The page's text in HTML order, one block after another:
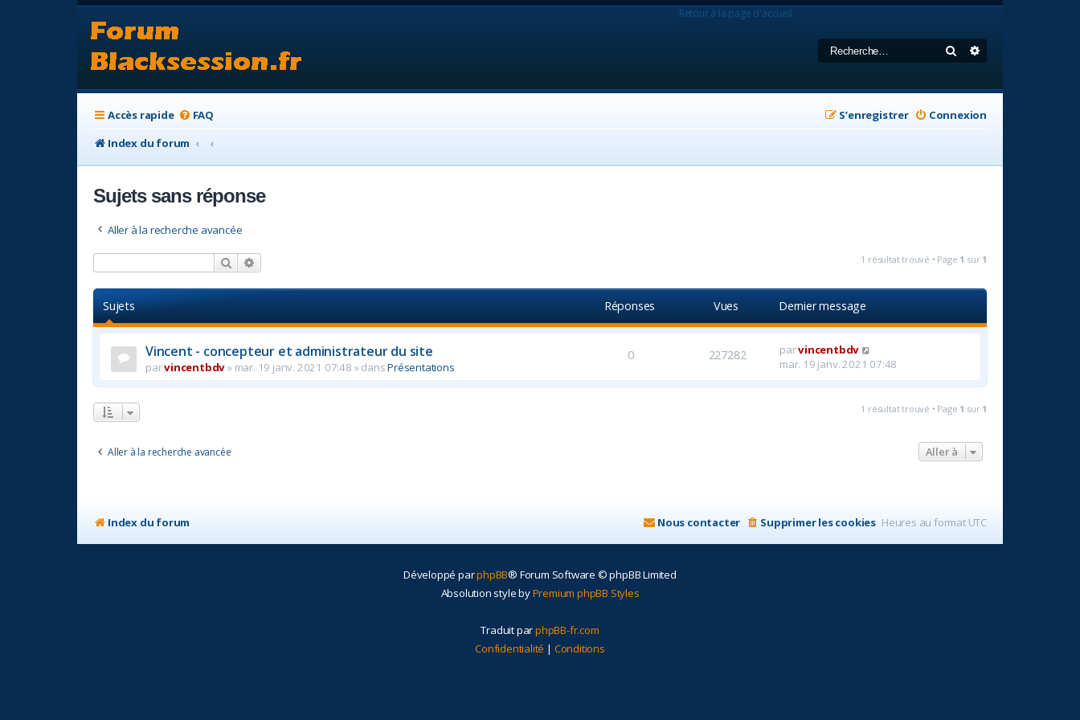
Rechercher
Retour à la page d'accueil
Accès rapide FAQ Connexion
S’enregistrer
Index du forum
Sujets sans réponse
Aller à la recherche avancée
Rechercher 1 résultat trouvé • Page 1 sur 1
Sujets Réponses Vues Dernier message
Vincent - concepteur et administrateur du site
parvincentbdv» mar. 19 janv. 2021 07:48 » dansPrésentations
0 227282 parvincentbdv
mar. 19 janv. 2021 07:48
1 résultat trouvé • Page 1 sur 1
Aller à la recherche avancée Aller à
Index du forum Heures au format UTC
Supprimer les cookies
Nous contacter
Développé parphpBB® Forum Software © phpBB Limited
Absolution style byPremium phpBB Styles
Traduit parphpBB-fr.com
Confidentialité | Conditions